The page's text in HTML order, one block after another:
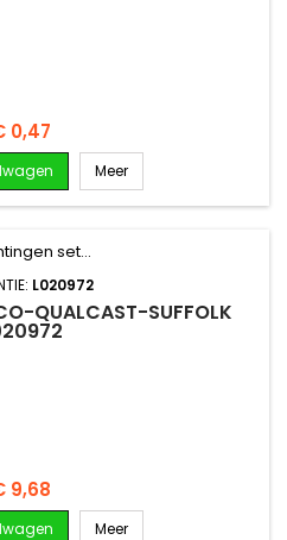
0,47
Meer
L020972
QUALCAST-SUFFOLK
9,68
Meer